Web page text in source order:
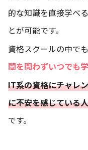
的な知識を直接学べる
とが可能です。
資格スクールの中でも
間を問わずいつでも
IT系の資格にチャレ
に不安を感じている
です。